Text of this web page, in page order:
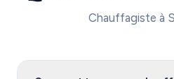
Chauffagiste à